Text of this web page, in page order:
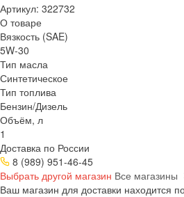
Артикул: 322732
О товаре
Вязкость (SAE)
5W-30
Тип масла
Синтетическое
Тип топлива
Бензин/Дизель
Объём, л
1
Доставка по России
8 (989) 951-46-45
Выбрать другой магазин Все магазины
Ваш магазин для доставки находится